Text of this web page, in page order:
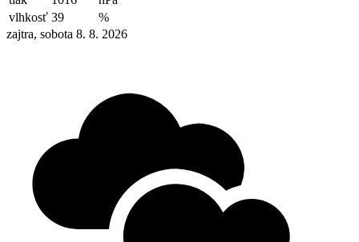
vlhkosť 39
%
zajtra, sobota 8. 8. 2026